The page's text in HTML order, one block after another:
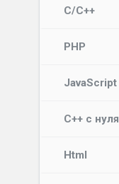
C/C++
PHP
JavaScript
C++ с нуля
Html